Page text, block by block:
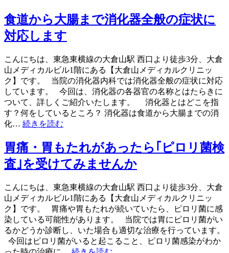
食道から大腸まで消化器全般の症状に
対応します
こんにちは、東急東横線の大倉山駅 西口より徒歩3分、大倉
山メディカルビル1階にある【大倉山メディカルクリニッ
ク】です。 当院の消化器内科では消化器全般の症状に対応
しています。 今回は、消化器の各器官の名称とはたらきに
ついて、詳しくご紹介いたします。 消化器とはどこを指
す？何をしているところ？ 消化器は食道から大腸までの消
化… 続きを読む
胃痛・胃もたれがあったら｢ピロリ菌検
査｣を受けてみませんか
こんにちは、東急東横線の大倉山駅 西口より徒歩3分、大倉
山メディカルビル1階にある【大倉山メディカルクリニッ
ク】です。 胃痛や胃もたれが続いていたら、ピロリ菌に感
染している可能性があります。 当院では胃にピロリ菌がい
るかどうか診断し、いた場合も適切な治療を行っています。
今回はピロリ菌がいると起こること、ピロリ菌感染がわか